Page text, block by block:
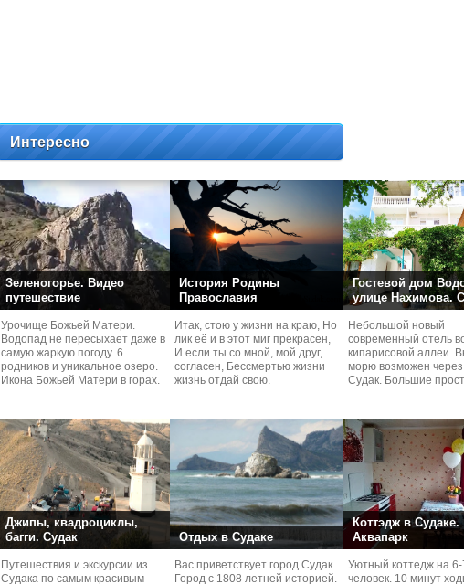
Интересно
Зеленогорье. Видео
путешествие
Урочище Божьей Матери.
Водопад не пересыхает даже в
самую жаркую погоду. 6
родников и уникальное озеро.
Икона Божьей Матери в горах.
История Родины
Православия
Итак, стою у жизни на краю, Но
лик её и в этот миг прекрасен,
И если ты со мной, мой друг,
согласен, Бессмертью жизни
жизнь отдай свою.
Гостевой дом
улице Нахимова.
Небольшой новый
современный отель
кипарисовой аллеи.
морю возможен через
Судaк. Большие
Джипы, квадроциклы,
багги. Судак
Путешествия и экскурcии из
Судaка по самым красивым
Отдых в Судаке
Вас приветствует город Судак.
Город с 1808 летней историей.
Коттэдж в Судаке.
Аквапарк
Уютный коттедж на 6-
человек. 10 минут